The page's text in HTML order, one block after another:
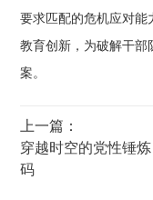
要求匹配的危机应对能
教育创新，为破解干部
案。
上一篇：
穿越时空的党性锤
码